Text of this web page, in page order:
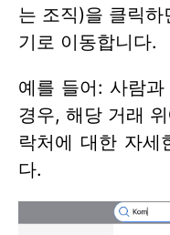
는 조직)을 클릭하
기로 이동합니다.
예를 들어: 사람
경우, 해당 거래
락처에 대한 자세
다.